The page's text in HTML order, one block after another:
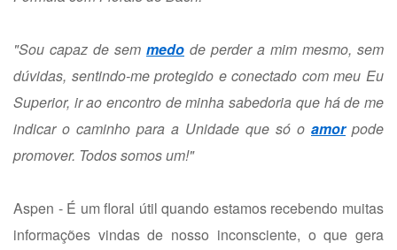
"Sou capaz de sem medo de perder a mim mesmo, sem
dúvidas, sentindo-me protegido e conectado com meu Eu
Superior, ir ao encontro de minha sabedoria que há de me
indicar o caminho para a Unidade que só o amorpode
promover. Todos somos um!"
Aspen - É um floral útil quando estamos recebendo muitas
informações vindas de nosso inconsciente, o que gera